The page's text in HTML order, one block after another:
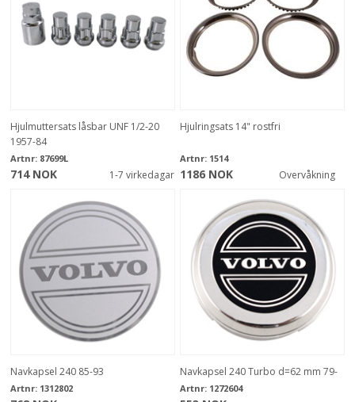
Hjulmuttersats låsbar UNF 1/2-20
1957-84
Artnr: 87699L
714 NOK 1-7 virkedagar
Hjulringsats 14" rostfri
Artnr: 1514
1186 NOK Overvåkning
Navkapsel 240 85-93
Artnr: 1312802
Navkapsel 240 Turbo d=62 mm 79-
Artnr: 1272604